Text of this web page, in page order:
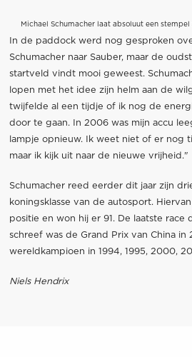
Michael Schumacher laat absoluut een
In de paddock werd nog gesproken
Schumacher naar Sauber, maar de
startveld vindt mooi geweest.
lopen met het idee zijn helm aan de
twijfelde al een tijdje of ik nog de
door te gaan. In 2006 was mijn accu
lampje opnieuw. Ik weet niet of er nog
maar ik kijk uit naar de nieuwe vrijheid."
Schumacher reed eerder dit jaar zijn
koningsklasse van de autosport.
positie en won hij er 91. De laatste race
schreef was de Grand Prix van China in
wereldkampioen in 1994, 1995, 2000,
Niels Hendrix